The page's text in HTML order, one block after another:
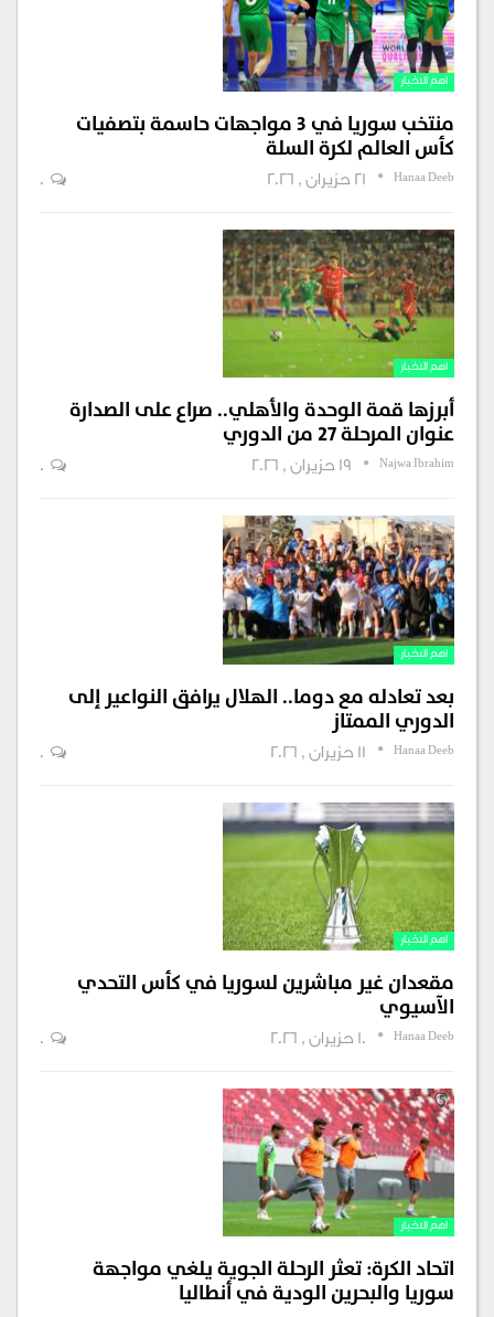
اهم الاخبار
منتخب سوريا في 3 مواجهات حاسمة بتصفيات
كأس العالم لكرة السلة
Hanaa Deeb 21 حزيران , 2026 0
اهم الاخبار
أبرزها قمة الوحدة والأهلي.. صراع على الصدارة
عنوان المرحلة 27 من الدوري
Najwa Ibrahim 19 حزيران , 2026 0
اهم الاخبار
بعد تعادله مع دوما.. الهلال يرافق النواعير إلى
الدوري الممتاز
Hanaa Deeb
0
اهم الاخبار
مقعدان غير مباشرين لسوريا في كأس التحدي
الآسيوي
Hanaa Deeb
0
اهم الاخبار
اتحاد الكرة: تعثر الرحلة الجوية يلغي مواجهة
سوريا والبحرين الودية في أنطاليا